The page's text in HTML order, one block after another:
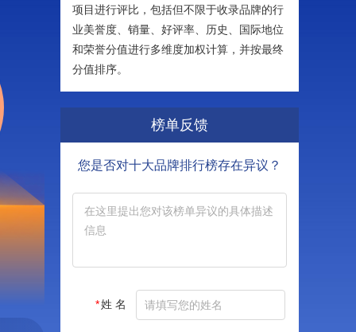
项目进行评比，包括但不限于收录品牌的行
业美誉度、销量、好评率、历史、国际地位
和荣誉分值进行多维度加权计算，并按最终
分值排序。
榜单反馈
您是否对十大品牌排行榜存在异议？
*姓 名